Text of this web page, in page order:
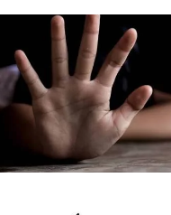
Pengganti Ketua